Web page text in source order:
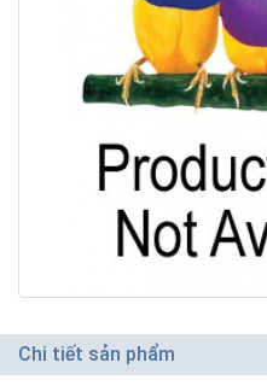
Chi tiết sản phẩm